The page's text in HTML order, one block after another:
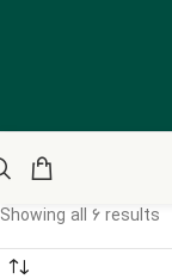
Showing all 6 results